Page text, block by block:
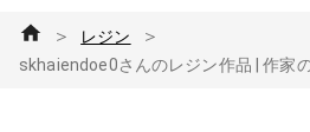
＞ レジン ＞
skhaiendoe0さんのレジン作品 | 作家